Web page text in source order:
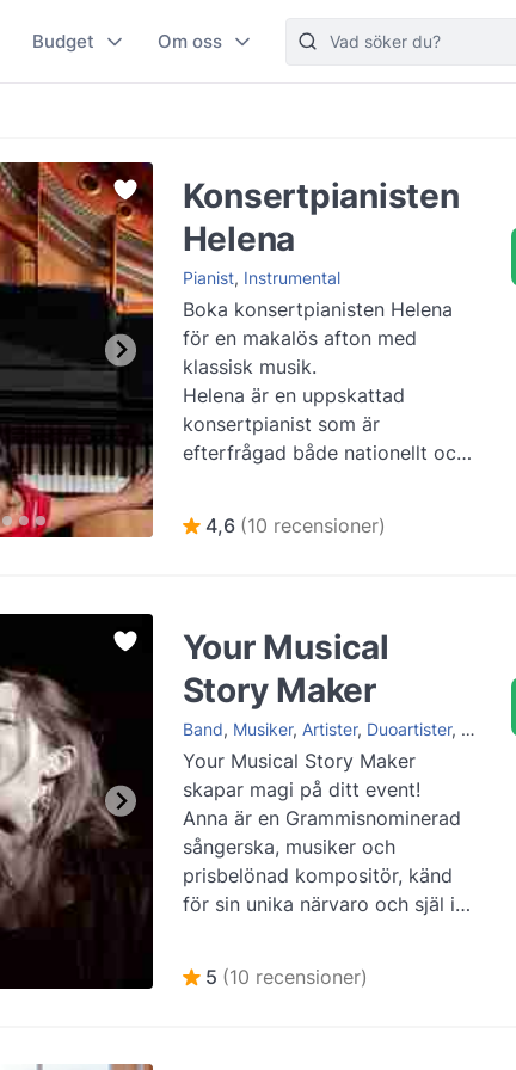
Budget Om oss
Konsertpianisten
Helena
Pianist, Instrumental
Boka konsertpianisten Helena
för en makalös afton med
klassisk musik.
Helena är en uppskattad
konsertpianist som är
efterfrågad både nationellt och
gedigen utb...
4,6 (10 recensioner)
Your Musical
Story Maker
Band, Musiker, Artister, Duoartister, Shower
Your Musical Story Maker
skapar magi på ditt event!
Anna är en Grammisnominerad
sångerska, musiker och
prisbelönad kompositör, känd
för sin unika närvaro och själ i
5 (10 recensioner)